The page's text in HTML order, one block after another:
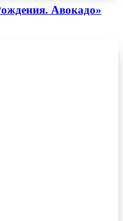
Авокадо»